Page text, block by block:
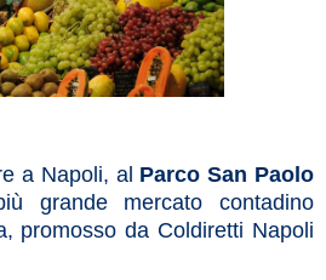
a Napoli, al Parco San Paolo
grande mercato contadino
promosso da Coldiretti Napoli